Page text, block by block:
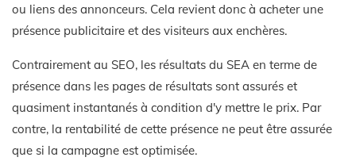
ou liens des annonceurs. Cela revient donc à acheter une
présence publicitaire et des visiteurs aux enchères.
Contrairement au SEO, les résultats du SEA en terme de
présence dans les pages de résultats sont assurés et
quasiment instantanés à condition d'y mettre le prix. Par
contre, la rentabilité de cette présence ne peut être assurée
que si la campagne est optimisée.